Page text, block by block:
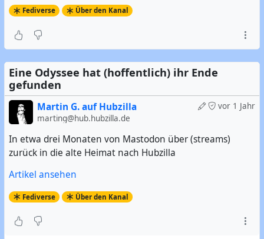
Fediverse Über den Kanal
Eine Odyssee hat (hoffentlich) ihr Ende
gefunden
vor 1 Jahr
Martin G. auf Hubzilla
marting@hub.hubzilla.de
In etwa drei Monaten von Mastodon über (streams)
zurück in die alte Heimat nach Hubzilla
Artikel ansehen
Fediverse Über den Kanal